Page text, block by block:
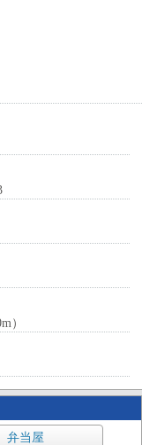
）
弁当屋